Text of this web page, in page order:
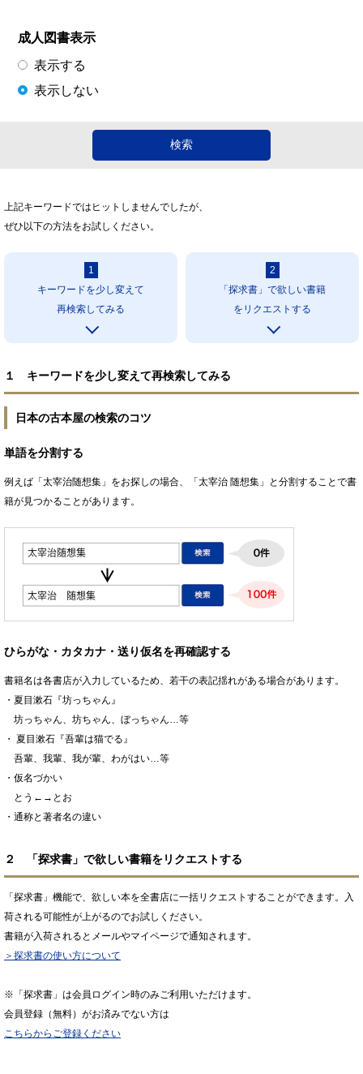
成人図書表示
表示する
表示しない
上記キーワードではヒットしませんでしたが、
ぜひ以下の方法をお試しください。
1
キーワードを少し変えて
再検索してみる
2
「探求書」で欲しい書籍
をリクエストする
１ キーワードを少し変えて再検索してみる
日本の古本屋の検索のコツ
単語を分割する
例えば「太宰治随想集」をお探しの場合、「太宰治 随想集」と分割することで書
籍が見つかることがあります。
ひらがな・カタカナ・送り仮名を再確認する
書籍名は各書店が入力しているため、若干の表記揺れがある場合があります。
・夏目漱石『坊っちゃん』
坊っちゃん、坊ちゃん、ぼっちゃん…等
・ 夏目漱石『吾輩は猫でる』
吾輩、我輩、我が輩、わがはい…等
・仮名づかい
とう←→とお
・通称と著者名の違い
２ 「探求書」で欲しい書籍をリクエストする
「探求書」機能で、欲しい本を全書店に一括リクエストすることができます。入
荷される可能性が上がるのでお試しください。
書籍が入荷されるとメールやマイページで通知されます。
＞探求書の使い方について
※「探求書」は会員ログイン時のみご利用いただけます。
会員登録（無料）がお済みでない方は
こちらからご登録ください